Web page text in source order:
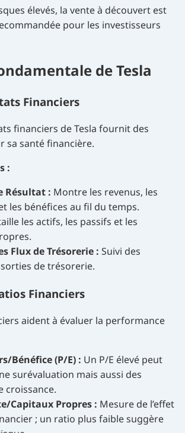
élevés, la vente à découvert est
pour les investisseurs
de Tesla
Financiers
financiers de Tesla fournit des
sa santé financière.
:
Résultat : Montre les revenus, les
les bénéfices au fil du temps.
les actifs, les passifs et les
Flux de Trésorerie : Suivi des
de trésorerie.
Financiers
aident à évaluer la performance
Bénéfice (P/E) : Un P/E élevé peut
surévaluation mais aussi des
croissance.
Capitaux Propres : Mesure de l’effet
; un ratio plus faible suggère